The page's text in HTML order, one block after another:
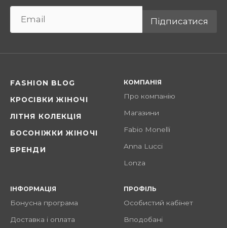
Підписатися
FASHION BLOG
КРОСІВКИ ЖІНОЧІ
ЛІТНЯ КОЛЕКЦІЯ
БОСОНІЖКИ ЖІНОЧІ
БРЕНДИ
КОМПАНІЯ
Про компанію
Магазини
Fabio Monelli
Anna Lucci
Lonza
ІНФОРМАЦІЯ
Бонусна програма
Доставка і оплата
ПРОФІЛЬ
Особистий кабінет
Вподобані